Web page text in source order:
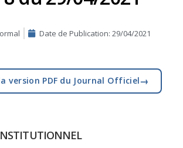
Date de Publication: 29/04/2021
version PDF du Journal Officiel→